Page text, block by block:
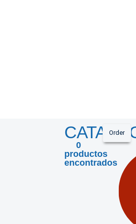
0
productos
encontrados